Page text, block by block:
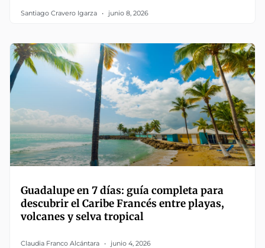
Santiago Cravero Igarza junio 8, 2026
Guadalupe en 7 días: guía completa para
descubrir el Caribe Francés entre playas,
volcanes y selva tropical
Claudia Franco Alcántara junio 4, 2026